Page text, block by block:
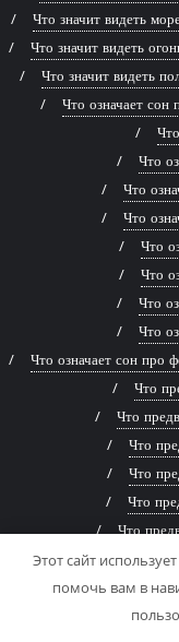
Что значит видеть
Что значит видеть
Что значит видеть
Что означает сон
Что
Что
Что
Что
Что
Что
Что
Что означает сон про
Что
Что
Что
Что
Что
Что
Что
Что
Этот сайт
помочь вам в